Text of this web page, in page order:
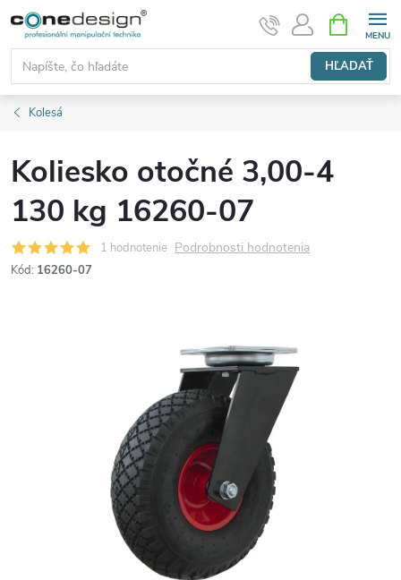
Prejsť
obsah
HĽADAŤ
KOŠÍK
Kolesá
Koliesko otočné 3,00-4
130 kg 16260-07
1 hodnotenie Podrobnosti hodnotenia
Kód: 16260-07